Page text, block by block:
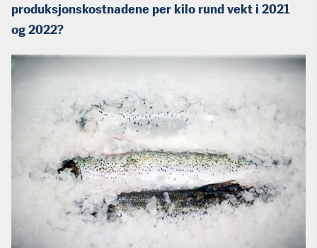
produksjonskostnadene per kilo rund vekt i 2021
og 2022?